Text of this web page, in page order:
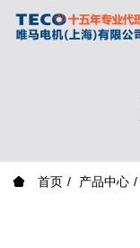
首页 产品中心